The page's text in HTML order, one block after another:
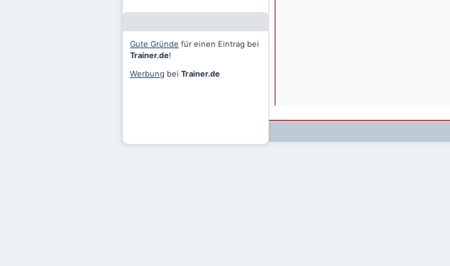
Gute Gründe für einen Eintrag bei
Trainer.de!
Werbung bei Trainer.de